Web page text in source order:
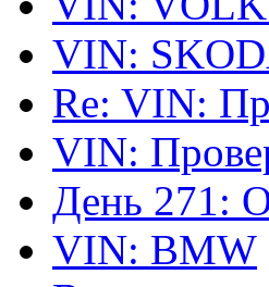
VIN:
Re: VIN:
VIN:
День 271:
VIN: BMW